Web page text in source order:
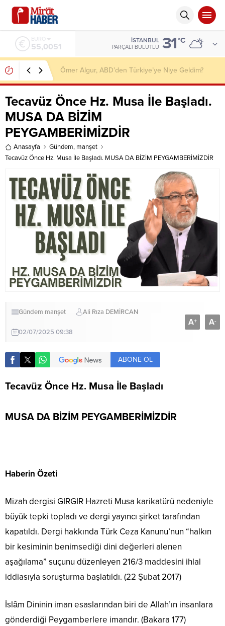
6.584,66
İSTANBUL
PARÇALI BULUTLU 31°C
Boynukalın’dan 18 Yaş Altı Evlilik Düzenlemesine
Tepki: “Evlilik Suç, Zina Serbest”
Tecavüz Önce Hz. Musa İle Başladı.
MUSA DA BİZİM
PEYGAMBERİMİZDİR
Anasayfa Gündem, manşet
Tecavüz Önce Hz. Musa İle Başladı. MUSA DA BİZİM PEYGAMBERİMİZDİR
Gündem manşet Ali Rıza DEMİRCAN
02/07/2025 09:38
A+ A-
ABONE OL
Tecavüz Önce Hz. Musa İle Başladı
MUSA DA BİZİM PEYGAMBERİMİZDİR
Haberin Özeti
Mizah dergisi GIRGIR Hazreti Musa karikatürü nedeniyle
büyük tepki topladı ve dergi yayıncı şirket tarafından
kapatıldı. Dergi hakkında Türk Ceza Kanunu’nun “halkın
bir kesiminin benimsediği dini değerleri alenen
aşağılama” suçunu düzenleyen 216/3 maddesini ihlal
iddiasıyla soruşturma başlatıldı. (22 Şubat 2017)
İslâm Dininin iman esaslarından biri de Allah’ın insanlara
gönderdiği Peygamberlere imandır. (Bakara 177)